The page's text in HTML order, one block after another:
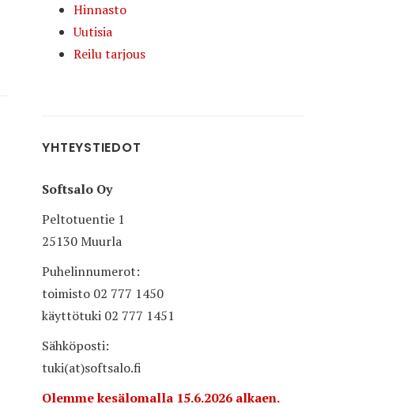
Hinnasto
Uutisia
Reilu tarjous
YHTEYSTIEDOT
Softsalo Oy
Peltotuentie 1
25130 Muurla
Puhelinnumerot:
toimisto 02 777 1450
käyttötuki 02 777 1451
Sähköposti:
tuki(at)softsalo.fi
Olemme kesälomalla 15.6.2026 alkaen.